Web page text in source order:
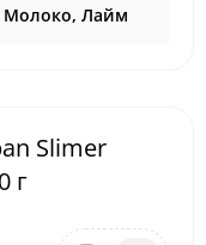
Молоко, Лайм
Slimer
г